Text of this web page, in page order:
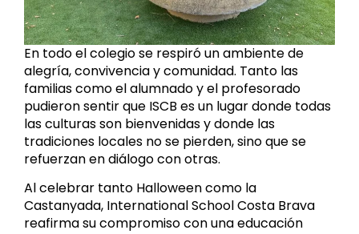
En todo el colegio se respiró un ambiente de
alegría, convivencia y comunidad. Tanto las
familias como el alumnado y el profesorado
pudieron sentir que ISCB es un lugar donde todas
las culturas son bienvenidas y donde las
tradiciones locales no se pierden, sino que se
refuerzan en diálogo con otras.
Al celebrar tanto Halloween como la
Castanyada, International School Costa Brava
reafirma su compromiso con una educación